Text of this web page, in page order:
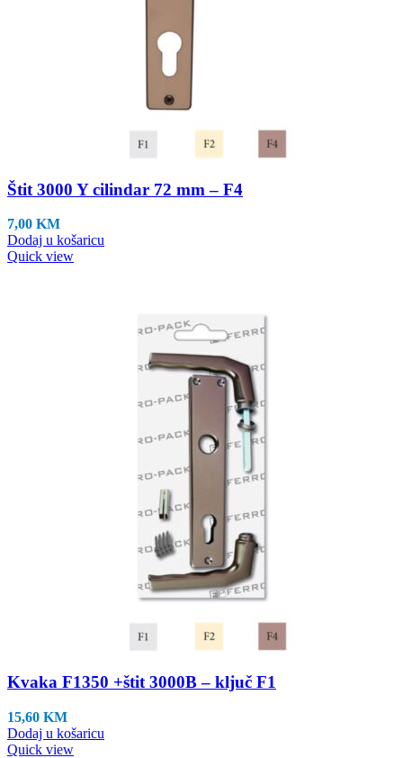
Štit 3000 Y cilindar 72 mm – F4
7,00 KM
Dodaj u košaricu
Quick view
Kvaka F1350 +štit 3000B – ključ F1
15,60 KM
Dodaj u košaricu
Quick view